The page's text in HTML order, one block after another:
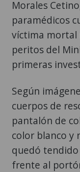
Morales
paramédicos
víctima mortal
peritos del
primeras
Según
cuerpos de
pantalón de
color blanco y
quedó
frente al